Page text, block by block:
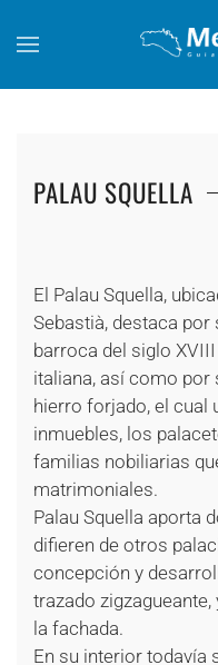
Skip to main content
PALAU SQUELLA
El Palau Squella,
Sebastià, destaca
barroca del siglo
italiana, así como por
hierro forjado, el cual
inmuebles, los
familias nobiliarias
matrimoniales.
Palau Squella aporta
difieren de otros
concepción y
trazado
la fachada.
En su interior todavía